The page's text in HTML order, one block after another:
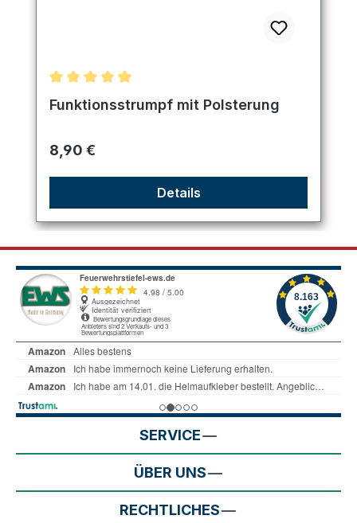
Durchschnittliche Bewertung von 5 von 5 Sternen
Funktionsstrumpf mit Polsterung
Regulärer Preis:
8,90 €
Details
SERVICE
ÜBER UNS
RECHTLICHES